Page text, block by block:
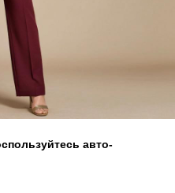
авто-